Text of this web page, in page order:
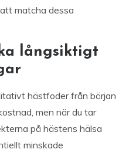
matcha dessa
långsiktigt
hästfoder från början
men när du tar
på hästens hälsa
minskade